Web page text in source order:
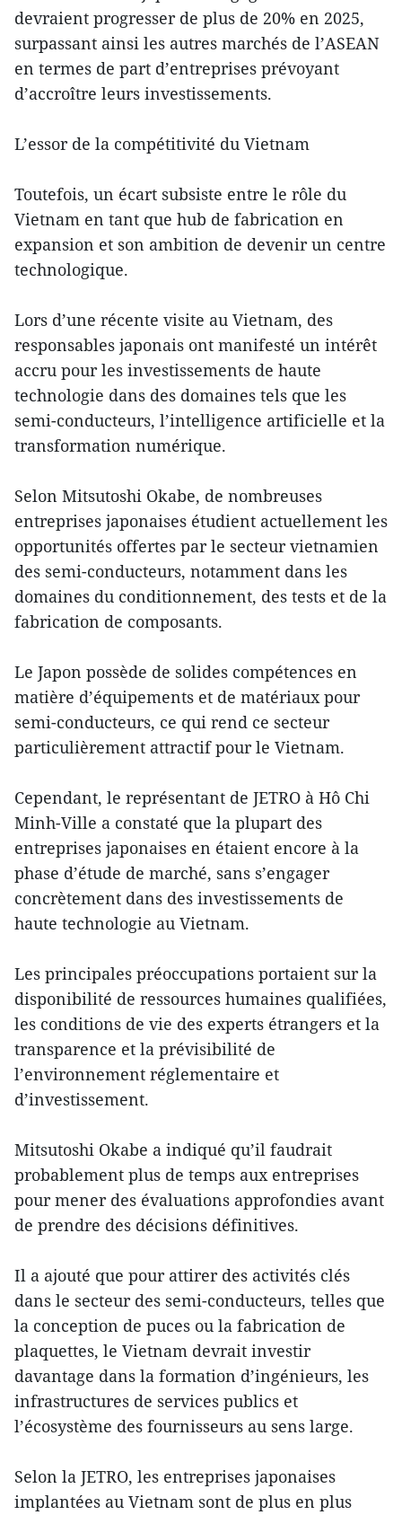
devraient progresser de plus de 20% en 2025,
surpassant ainsi les autres marchés de l’ASEAN
en termes de part d’entreprises prévoyant
d’accroître leurs investissements.
L’essor de la compétitivité du Vietnam
Toutefois, un écart subsiste entre le rôle du
Vietnam en tant que hub de fabrication en
expansion et son ambition de devenir un centre
technologique.
Lors d’une récente visite au Vietnam, des
responsables japonais ont manifesté un intérêt
accru pour les investissements de haute
technologie dans des domaines tels que les
semi-conducteurs, l’intelligence artificielle et la
transformation numérique.
Selon Mitsutoshi Okabe, de nombreuses
entreprises japonaises étudient actuellement les
opportunités offertes par le secteur vietnamien
des semi-conducteurs, notamment dans les
domaines du conditionnement, des tests et de la
fabrication de composants.
Le Japon possède de solides compétences en
matière d’équipements et de matériaux pour
semi-conducteurs, ce qui rend ce secteur
particulièrement attractif pour le Vietnam.
Cependant, le représentant de JETRO à Hô Chi
Minh-Ville a constaté que la plupart des
entreprises japonaises en étaient encore à la
phase d’étude de marché, sans s’engager
concrètement dans des investissements de
haute technologie au Vietnam.
Les principales préoccupations portaient sur la
disponibilité de ressources humaines qualifiées,
les conditions de vie des experts étrangers et la
transparence et la prévisibilité de
l’environnement réglementaire et
d’investissement.
Mitsutoshi Okabe a indiqué qu’il faudrait
probablement plus de temps aux entreprises
pour mener des évaluations approfondies avant
de prendre des décisions définitives.
Il a ajouté que pour attirer des activités clés
dans le secteur des semi-conducteurs, telles que
la conception de puces ou la fabrication de
plaquettes, le Vietnam devrait investir
davantage dans la formation d’ingénieurs, les
infrastructures de services publics et
l’écosystème des fournisseurs au sens large.
Selon la JETRO, les entreprises japonaises
implantées au Vietnam sont de plus en plus